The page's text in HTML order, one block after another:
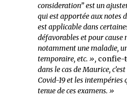
consideration” est un
qui est apportée aux notes
est applicable dans
défavorables et pour cause
notamment une maladie,
temporaire, etc. », confie-
dans le cas de Maurice,
Covid-19 et les intempéries
tenue de ces examens. »